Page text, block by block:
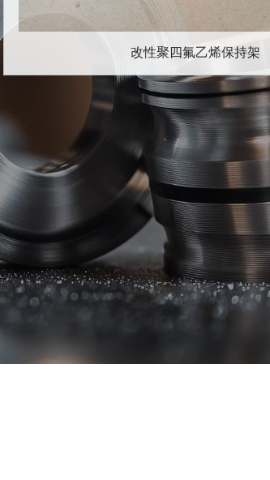
改性聚四氟乙烯保持架
RE外环旋转型交叉滚子轴承